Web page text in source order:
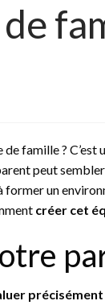
famille ? C’est
peut
un
créer cet
précisément